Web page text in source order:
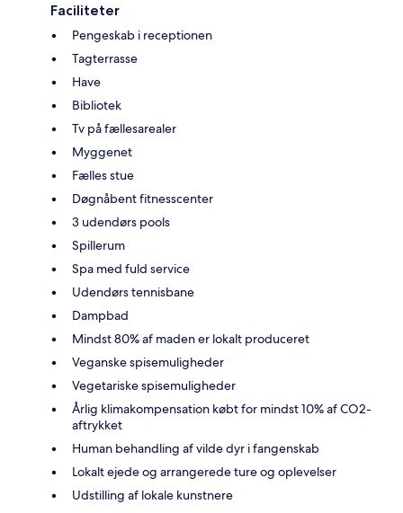
Faciliteter
Pengeskab i receptionen
Tagterrasse
Have
Bibliotek
Tv på fællesarealer
Myggenet
Fælles stue
Døgnåbent fitnesscenter
3 udendørs pools
Spillerum
Spa med fuld service
Udendørs tennisbane
Dampbad
Mindst 80% af maden er lokalt produceret
Veganske spisemuligheder
Vegetariske spisemuligheder
Årlig klimakompensation købt for mindst 10% af CO2-
aftrykket
Human behandling af vilde dyr i fangenskab
Lokalt ejede og arrangerede ture og oplevelser
Udstilling af lokale kunstnere